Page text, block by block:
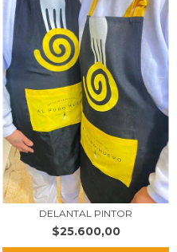
DELANTAL PINTOR
$25.600,00